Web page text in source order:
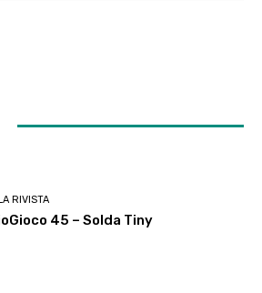
LA RIVISTA
45 – Solda Tiny